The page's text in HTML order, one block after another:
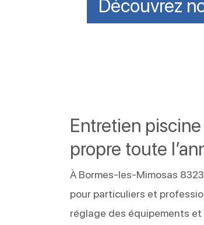
Découvrez
Entretien
propre toute
À Bormes-les-Mimosas
pour particuliers et
réglage des équipements et